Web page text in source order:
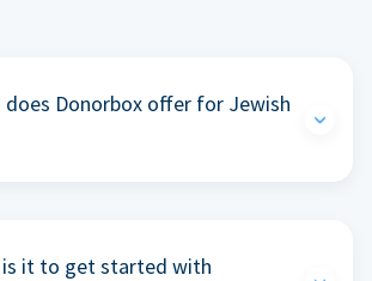
Donorbox offer for Jewish
is it to get started with